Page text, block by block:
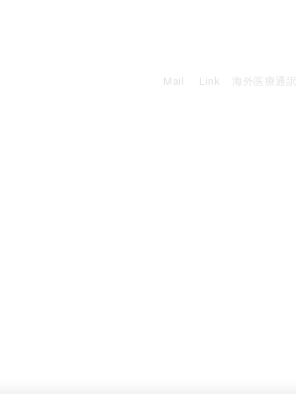
Mail Link 海外医療通訳